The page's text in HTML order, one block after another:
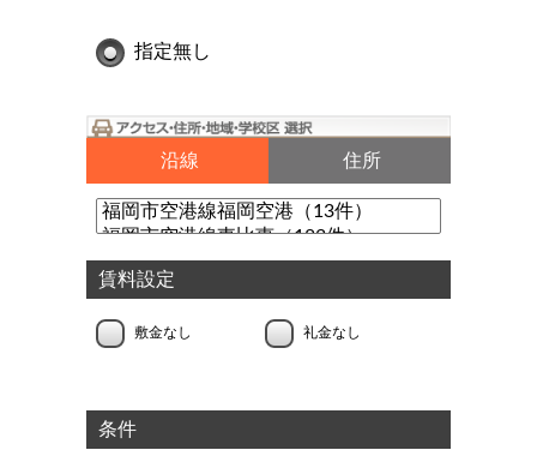
指定無し
沿線 住所
賃料設定
敷金なし 礼金なし
条件